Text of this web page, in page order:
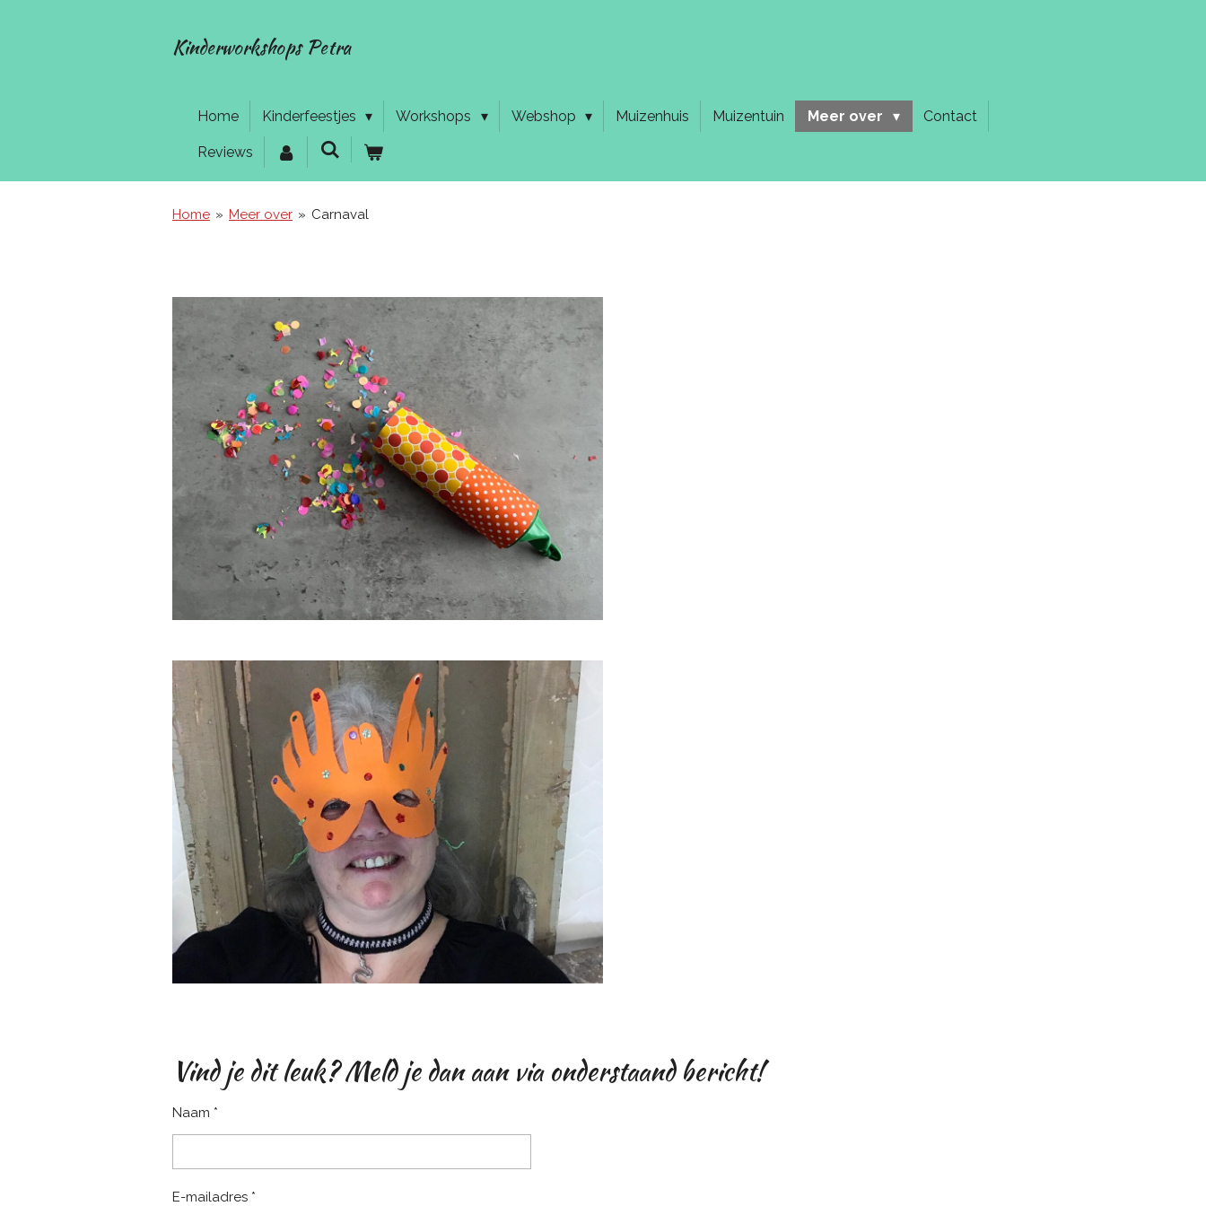
Kinderworkshops Petra
Home Kinderfeestjes Workshops Webshop Muizenhuis Muizentuin Meer over Contact
Reviews
Home » Meer over » Carnaval
Vind je dit leuk? Meld je dan aan via onderstaand bericht!
Naam *
E-mailadres *